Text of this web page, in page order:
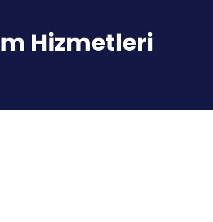
Hizmetleri